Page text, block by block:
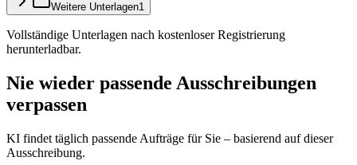
Weitere Unterlagen1
Vollständige Unterlagen nach kostenloser Registrierung
herunterladbar.
Nie wieder passende Ausschreibungen
verpassen
KI findet täglich passende Aufträge für Sie – basierend auf dieser
Ausschreibung.